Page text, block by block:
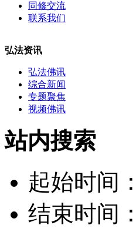
同修交流
联系我们
弘法资讯
弘法佛讯
综合新闻
专题聚焦
视频佛讯
站内搜索
起始时间：
结束时间：